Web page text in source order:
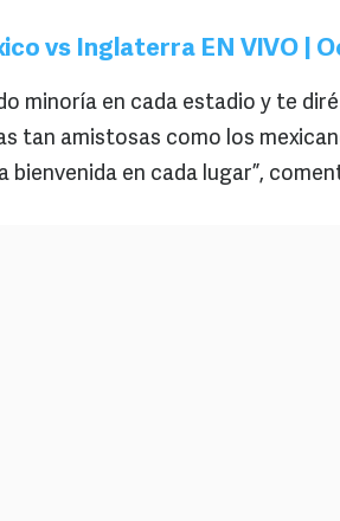
vs Inglaterra EN VIVO |
minoría en cada estadio y te
tan amistosas como los
bienvenida en cada lugar”,